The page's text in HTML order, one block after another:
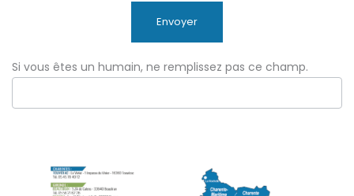
Envoyer
Si vous êtes un humain, ne remplissez pas ce champ.